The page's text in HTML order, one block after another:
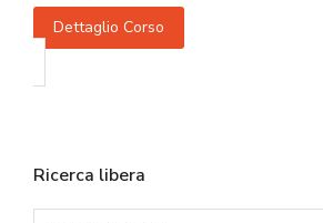
Dettaglio Corso
Ricerca libera